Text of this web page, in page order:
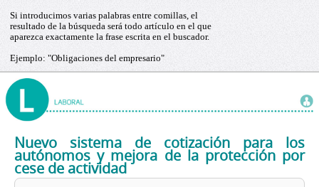
Si introducimos varias palabras entre comillas, el
resultado de la búsqueda será todo artículo en el que
aparezca exactamente la frase escrita en el buscador.
Ejemplo: "Obligaciones del empresario"
Nuevo sistema de cotización para los
autónomos y mejora de la protección por
cese de actividad